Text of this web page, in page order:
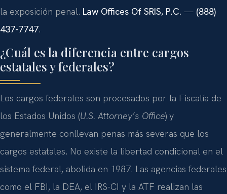
la exposición penal. Law Offices Of SRIS, P.C. — (888)
437-7747.
¿Cuál es la diferencia entre cargos
estatales y federales?
Los cargos federales son procesados por la Fiscalía de
los Estados Unidos (U.S. Attorney’s Office) y
generalmente conllevan penas más severas que los
cargos estatales. No existe la libertad condicional en el
sistema federal, abolida en 1987. Las agencias federales
como el FBI, la DEA, el IRS-CI y la ATF realizan las